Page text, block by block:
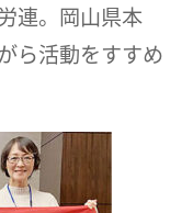
連。岡山県本
ら活動をすすめ